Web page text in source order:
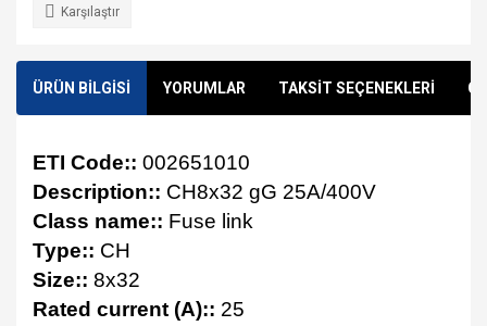
Karşılaştır
ÜRÜN BİLGİSİ YORUMLAR TAKSİT SEÇENEKLERİ
ETI Code:: 002651010
Description:: CH8x32 gG 25A/400V
Class name:: Fuse link
Type:: CH
Size:: 8x32
Rated current (A):: 25